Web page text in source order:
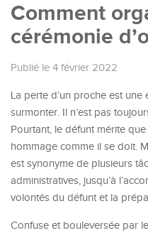
Comment
cérémonie
Publié le 4 février 2022
La perte d’un proche est
surmonter. Il n’est pas
Pourtant, le défunt mérite
hommage comme il se doit.
est synonyme de plusieurs
administratives, jusqu’à
volontés du défunt et la
Confuse et bouleversée par